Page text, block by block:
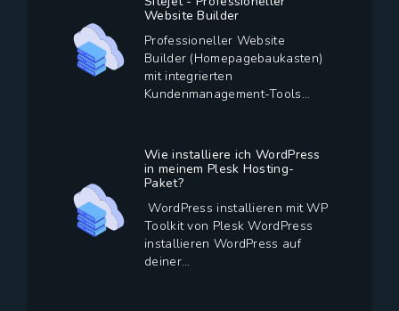
Website Builder
Professioneller Website
Builder (Homepagebaukasten)
mit integrierten
Kundenmanagement-Tools...
Wie installiere ich WordPress
in meinem Plesk Hosting-
Paket?
WordPress installieren mit WP
Toolkit von Plesk WordPress
installieren WordPress auf
deiner...